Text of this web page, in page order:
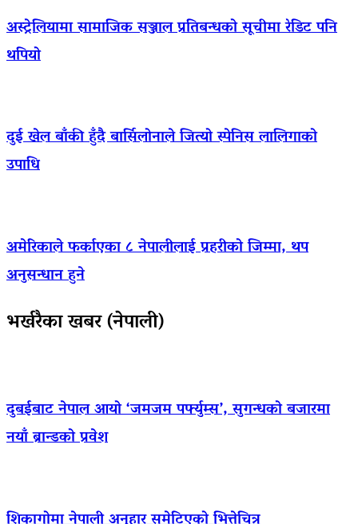
अस्ट्रेलियामा सामाजिक सञ्जाल प्रतिबन्धको सूचीमा रेडिट पनि
थपियो
दुई खेल बाँकी हुँदै बार्सिलोनाले जित्यो स्पेनिस लालिगाको
उपाधि
अमेरिकाले फर्काएका ८ नेपालीलाई प्रहरीको जिम्मा, थप
अनुसन्धान हुने
भर्खरैका खबर (नेपाली)
दुबईबाट नेपाल आयो ‘जमजम पर्फ्युम्स’, सुगन्धको बजारमा
नयाँ ब्रान्डको प्रवेश